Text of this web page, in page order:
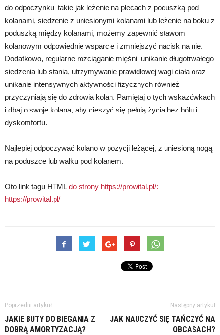
do odpoczynku, takie jak leżenie na plecach z poduszką pod
kolanami, siedzenie z uniesionymi kolanami lub leżenie na boku z
poduszką między kolanami, możemy zapewnić stawom
kolanowym odpowiednie wsparcie i zmniejszyć nacisk na nie.
Dodatkowo, regularne rozciąganie mięśni, unikanie długotrwałego
siedzenia lub stania, utrzymywanie prawidłowej wagi ciała oraz
unikanie intensywnych aktywności fizycznych również
przyczyniają się do zdrowia kolan. Pamiętaj o tych wskazówkach
i dbaj o swoje kolana, aby cieszyć się pełnią życia bez bólu i
dyskomfortu.
Najlepiej odpoczywać kolano w pozycji leżącej, z uniesioną nogą
na poduszce lub wałku pod kolanem.
Oto link tagu HTMLdo strony https://prowital.pl/:
https://prowital.pl/
Poprzedni artykuł
JAKIE BUTY DO BIEGANIA Z
DOBRĄ AMORTYZACJĄ?
Następny artykuł
JAK NAUCZYĆ SIĘ TAŃCZYĆ NA
OBCASACH?